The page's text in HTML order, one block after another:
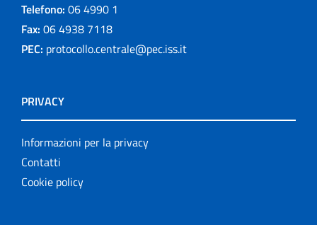
Telefono: 06 4990 1
Fax: 06 4938 7118
PEC: protocollo.centrale@pec.iss.it
PRIVACY
Informazioni per la privacy
Contatti
Cookie policy